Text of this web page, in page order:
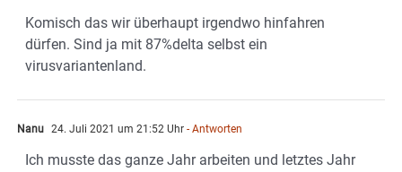
Komisch das wir überhaupt irgendwo hinfahren
dürfen. Sind ja mit 87%delta selbst ein
virusvariantenland.
Nanu 24. Juli 2021 um 21:52 Uhr - Antworten
Ich musste das ganze Jahr arbeiten und letztes Jahr